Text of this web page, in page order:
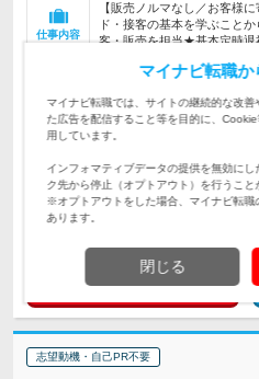
仕事内容
【販売ノルマなし／お客様
ド・接客の基本を学ぶこと
客・販売を担当★基本定時退
なる方
【未経験・第二新卒歓迎／
働きたい」という方大歓迎！
設立：1965年10月／従業員数：30人／本
京都府
求人詳細を見る
志望動機・自己PR不要
マイナビ転職
マイナビ転職では、サイトの継続的な改
た広告を配信すること等を目的に、
用しています。
インフォマティブデータの提供を無効に
ク先から停止（オプトアウト）を行うこと
※オプトアウトをした場合、マイナビ転
あります。
閉じる